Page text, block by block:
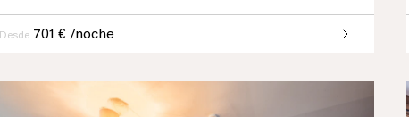
Desde 701 € /noche